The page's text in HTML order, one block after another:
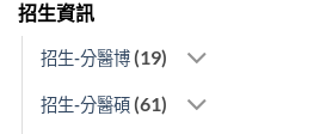
招生資訊
招生-分醫博 (19)
招生-分醫碩 (61)